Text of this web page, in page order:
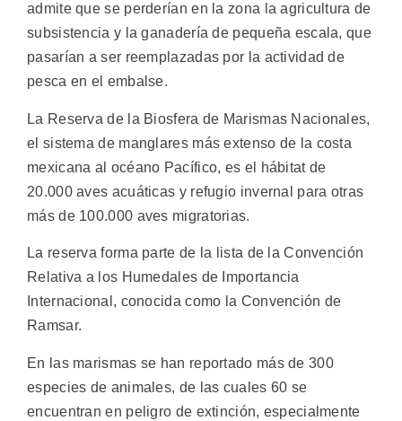
admite que se perderían en la zona la agricultura de
subsistencia y la ganadería de pequeña escala, que
pasarían a ser reemplazadas por la actividad de
pesca en el embalse.
La Reserva de la Biosfera de Marismas Nacionales,
el sistema de manglares más extenso de la costa
mexicana al océano Pacífico, es el hábitat de
20.000 aves acuáticas y refugio invernal para otras
más de 100.000 aves migratorias.
La reserva forma parte de la lista de la Convención
Relativa a los Humedales de Importancia
Internacional, conocida como la Convención de
Ramsar.
En las marismas se han reportado más de 300
especies de animales, de las cuales 60 se
encuentran en peligro de extinción, especialmente